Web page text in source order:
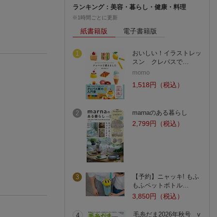
ランキング：美容・暮らし・健康・料理
※1時間ごとに更新
紙書籍版 電子書籍版
1
おいしい！イラストレッ
スン クレパスで…
momo
1,518円（税込）
2 marnaのある暮らし
2,799円（税込）
3
【予約】ニャッキ! もふ
もふペットボトル…
3,850円（税込）
4
毛糸だま2026年秋号 v